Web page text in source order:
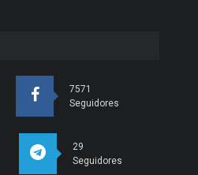
7571
Seguidores
29
Seguidores